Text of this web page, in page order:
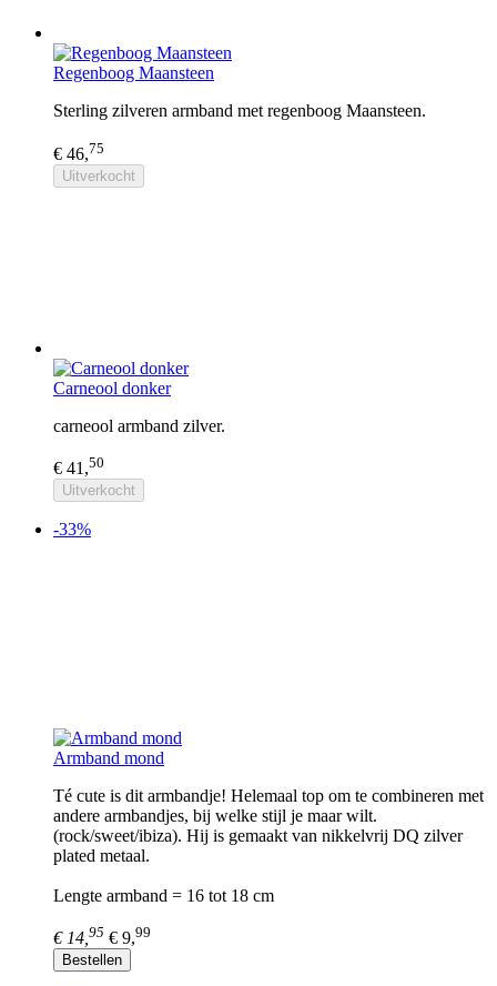
Regenboog Maansteen
Sterling zilveren armband met regenboog Maansteen.
€ 46,75
Uitverkocht
Carneool donker
carneool armband zilver.
€ 41,50
Uitverkocht
-33%
Armband mond
Té cute is dit armbandje! Helemaal top om te combineren met
andere armbandjes, bij welke stijl je maar wilt.
(rock/sweet/ibiza). Hij is gemaakt van nikkelvrij DQ zilver
plated metaal.
Lengte armband = 16 tot 18 cm
€ 14, 95 € 9,99
Bestellen